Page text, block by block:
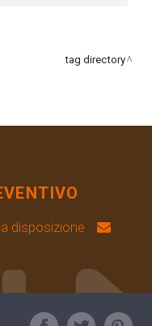
tag directory
disposizione